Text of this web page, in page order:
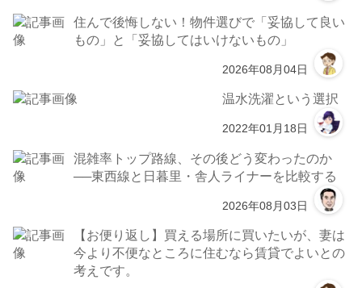
住んで後悔しない！物件選びで「妥協して良い
もの」と「妥協してはいけないもの」
2026年08月04日
温水洗濯という選択
2022年01月18日
混雑率トップ路線、その後どう変わったのか
──東西線と日暮里・舎人ライナーを比較する
2026年08月03日
【お便り返し】買える場所に買いたいが、妻は
今より不便なところに住むなら賃貸でよいとの
考えです。